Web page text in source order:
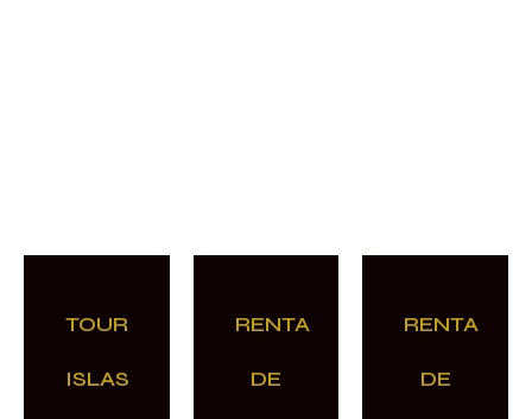
TOUR
ISLAS
RENTA
DE
RENTA
DE